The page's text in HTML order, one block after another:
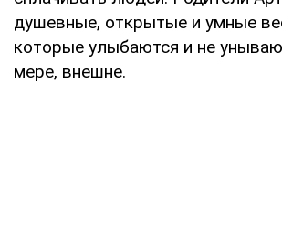
душевные, открытые и умные
которые улыбаются и не
мере, внешне.